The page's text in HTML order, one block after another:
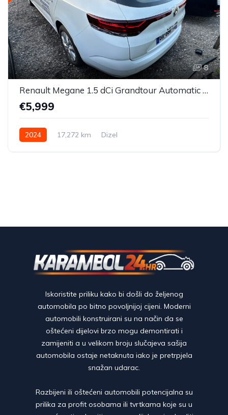
8
Renault Megane 1.5 dCi Grandtour Automatic 2024.
€5,999
2024 17,272 km Dizel
Iskoristite priliku kako bi došli do željenog
automobila po bitno povoljnijoj cijeni. Moderni
automobili konstruirani su na način da se
oštećeni dijelovi brzo mogu demontirati i
zamijeniti a u velikom broju slučajeva sašija
automobila ostaje netaknuta iako je pretrpjela
snažan udarac.
Razbijeni ili oštećeni automobili potencijalna su
prilika za profit osobama ili tvrtkama koje su u